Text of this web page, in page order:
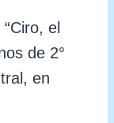
el
de 2°
en